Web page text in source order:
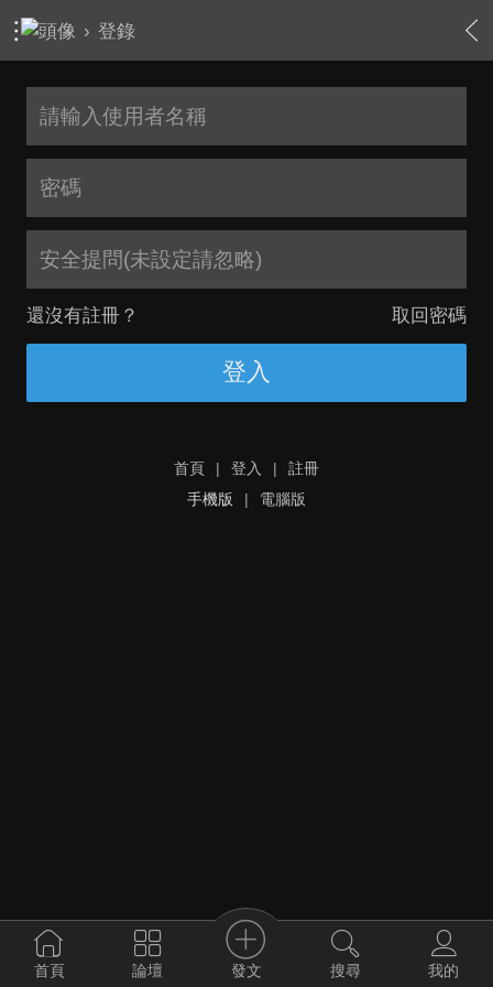
› 登錄
安全提問(未設定請忽略)
還沒有註冊？ 取回密碼
登入
首頁 | 登入 |
註冊
手機版
| 電腦版
首頁 論壇 發文 搜尋 我的